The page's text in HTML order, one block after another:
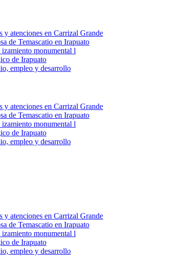
atenciones en Carrizal Grande
de Temascatio en Irapuato
monumental l
de Irapuato
empleo y desarrollo
atenciones en Carrizal Grande
de Temascatio en Irapuato
monumental l
de Irapuato
empleo y desarrollo
atenciones en Carrizal Grande
de Temascatio en Irapuato
monumental l
de Irapuato
empleo y desarrollo